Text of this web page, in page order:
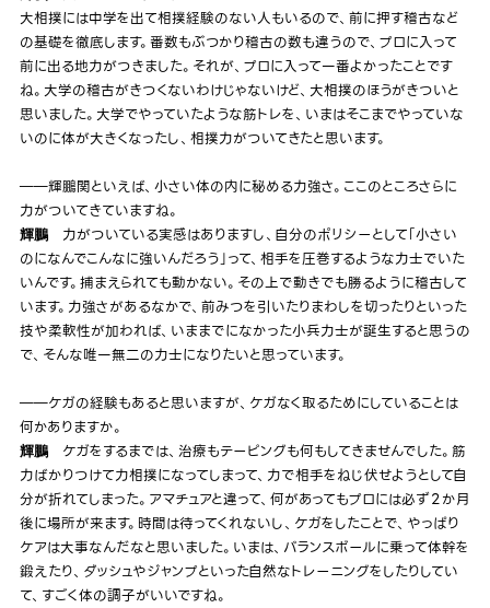
大相撲には中学を出て相撲経験のない人もいるので、前に押す稽古など
の基礎を徹底します。番数もぶつかり稽古の数も違うので、プロに入って
前に出る地力がつきました。それが、プロに入って一番よかったことです
ね。大学の稽古がきつくないわけじゃないけど、大相撲のほうがきついと
思いました。大学でやっていたような筋トレを、いまはそこまでやっていな
いのに体が大きくなったし、相撲力がついてきたと思います。
――輝鵬関といえば、小さい体の内に秘める力強さ。ここのところさらに
力がついてきていますね。
輝鵬力がついている実感はありますし、自分のポリシーとして「小さい
のになんでこんなに強いんだろう」って、相手を圧巻するような力士でいた
いんです。捕まえられても動かない。その上で動きでも勝るように稽古して
います。力強さがあるなかで、前みつを引いたりまわしを切ったりといった
技や柔軟性が加われば、いままでになかった小兵力士が誕生すると思うの
で、そんな唯一無二の力士になりたいと思っています。
――ケガの経験もあると思いますが、ケガなく取るためにしていることは
何かありますか。
輝鵬ケガをするまでは、治療もテーピングも何もしてきませんでした。筋
力ばかりつけて力相撲になってしまって、力で相手をねじ伏せようとして自
分が折れてしまった。アマチュアと違って、何があってもプロには必ず２か月
後に場所が来ます。時間は待ってくれないし、ケガをしたことで、やっぱり
ケアは大事なんだなと思いました。いまは、バランスボールに乗って体幹を
鍛えたり、ダッシュやジャンプといった自然なトレーニングをしたりしてい
て、すごく体の調子がいいですね。